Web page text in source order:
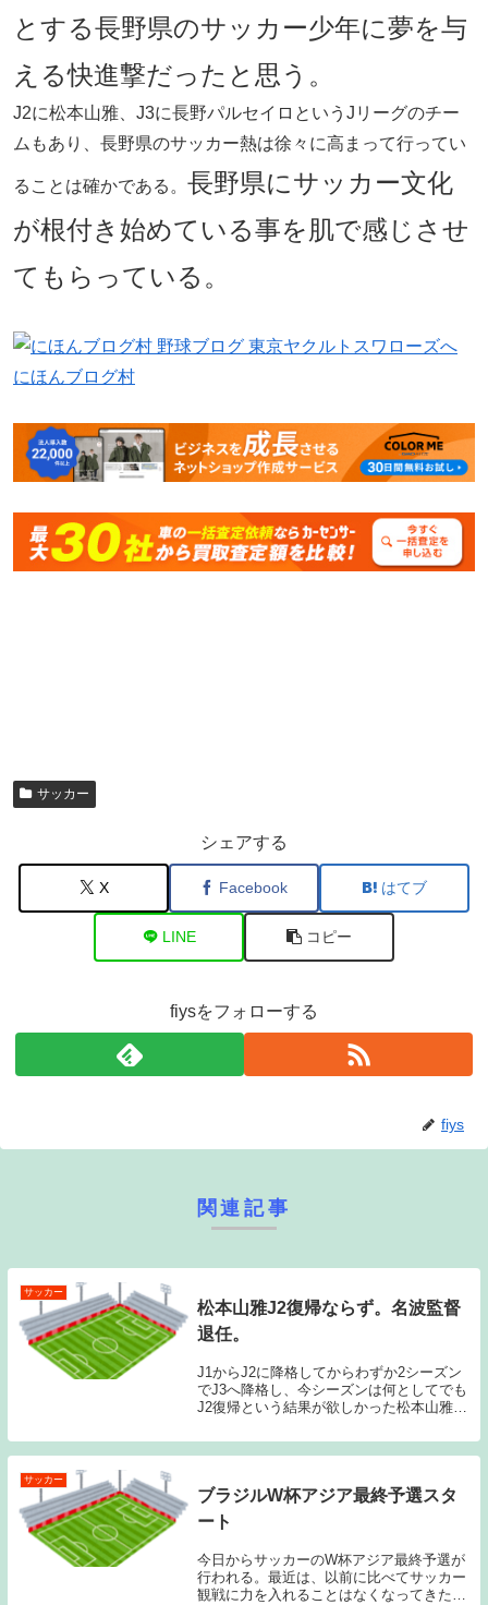
とする長野県のサッカー少年に夢を与
える快進撃だったと思う。
J2に松本山雅、J3に長野パルセイロというJリーグのチー
ムもあり、長野県のサッカー熱は徐々に高まって行ってい
ることは確かである。 長野県にサッカー文化
が根付き始めている事を肌で感じさせ
てもらっている。
にほんブログ村
サッカー
シェアする
X Facebook はてブ
LINE コピー
fiysをフォローする
fiys
関連記事
サッカー
松本山雅J2復帰ならず。名波監督
退任。
J1からJ2に降格してからわずか2シーズン
でJ3へ降格し、今シーズンは何としてでも
J2復帰という結果が欲しかった松本山雅だ
することは叶わなかった。2位藤枝とは勝
ち点1差という僅差ではあるのだが、3シ...
サッカー
ブラジルW杯アジア最終予選スタ
ート
今日からサッカーのW杯アジア最終予選が
行われる。最近は、以前に比べてサッカー
観戦に力を入れることはなくなってきたの